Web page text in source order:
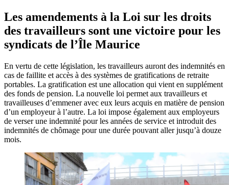
Les amendements à la Loi sur les droits
des travailleurs sont une victoire pour les
syndicats de l’Île Maurice
En vertu de cette législation, les travailleurs auront des indemnités en
cas de faillite et accès à des systèmes de gratifications de retraite
portables. La gratification est une allocation qui vient en supplément
des fonds de pension. La nouvelle loi permet aux travailleurs et
travailleuses d’emmener avec eux leurs acquis en matière de pension
d’un employeur à l’autre. La loi impose également aux employeurs
de verser une indemnité pour les années de service et introduit des
indemnités de chômage pour une durée pouvant aller jusqu’à douze
mois.